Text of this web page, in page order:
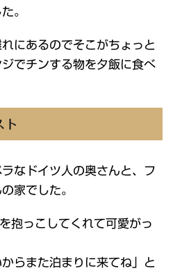
。
にあるのでそこがちょっと
でチンする物を夕飯に食べ
ト
なドイツ人の奥さんと、フ
家でした。
抱っこしてくれて可愛がっ
らまた泊まりに来てね」と